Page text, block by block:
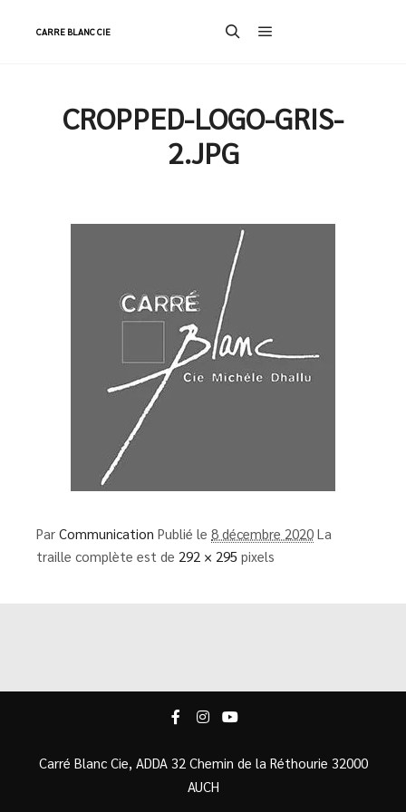
CARRE BLANC CIE
CROPPED-LOGO-GRIS-
2.JPG
Par Communication Publié le 8 décembre 2020 La
traille complète est de 292 × 295 pixels
Carré Blanc Cie, ADDA 32 Chemin de la Réthourie 32000
AUCH